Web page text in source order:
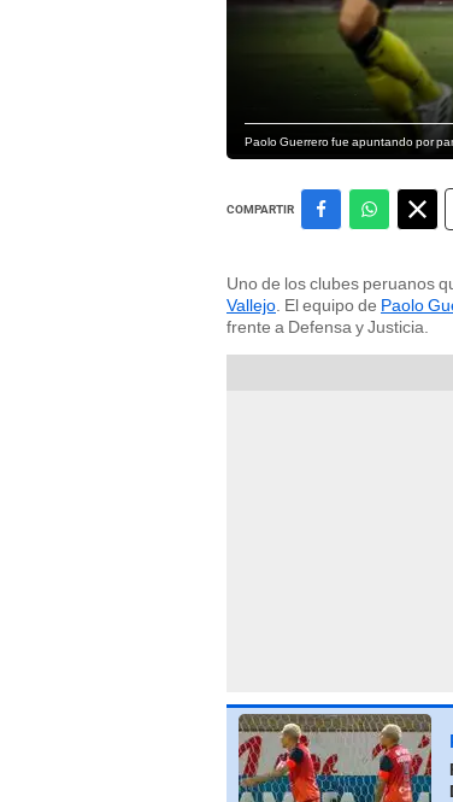
Paolo Guerrero fue apuntando por
COMPARTIR
Uno de los clubes peruanos
Vallejo . El equipo de Paolo
frente a Defensa y Justicia.